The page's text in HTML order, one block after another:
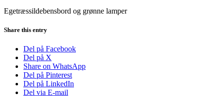
Egetræssildebensbord og grønne lamper
Share this entry
Del på Facebook
Del på X
Share on WhatsApp
Del på Pinterest
Del på LinkedIn
Del via E-mail